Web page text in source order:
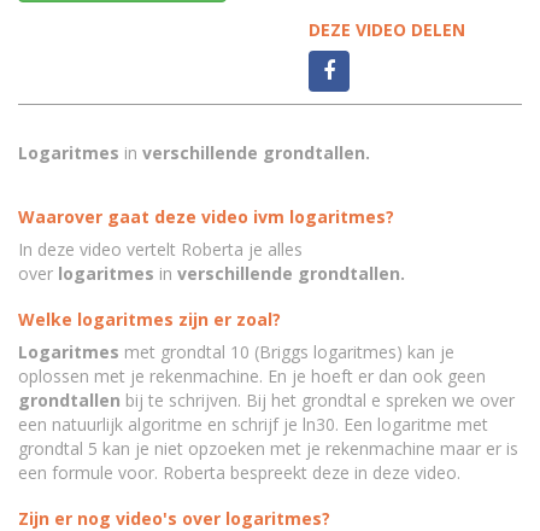
DEZE VIDEO DELEN
Logaritmes in verschillende grondtallen.
Waarover gaat deze video ivm logaritmes?
In deze video vertelt Roberta je alles
over logaritmes in verschillende grondtallen.
Welke logaritmes zijn er zoal?
Logaritmes met grondtal 10 (Briggs logaritmes) kan je
oplossen met je rekenmachine. En je hoeft er dan ook geen
grondtallen bij te schrijven. Bij het grondtal e spreken we over
een natuurlijk algoritme en schrijf je ln30. Een logaritme met
grondtal 5 kan je niet opzoeken met je rekenmachine maar er is
een formule voor. Roberta bespreekt deze in deze video.
Zijn er nog video's over logaritmes?